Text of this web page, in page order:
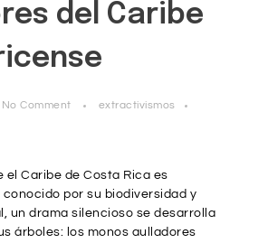
del Caribe
No Comment
extractivismos
el Caribe de Costa Rica es
por su biodiversidad y
un drama silencioso se desarrolla
árboles: los monos aulladores